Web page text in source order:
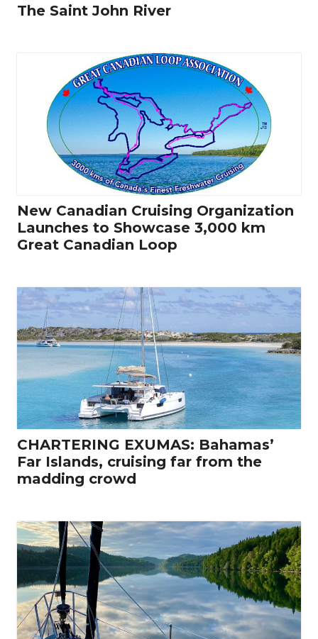
The Saint John River
New Canadian Cruising Organization
Launches to Showcase 3,000 km
Great Canadian Loop
CHARTERING EXUMAS: Bahamas’
Far Islands, cruising far from the
madding crowd